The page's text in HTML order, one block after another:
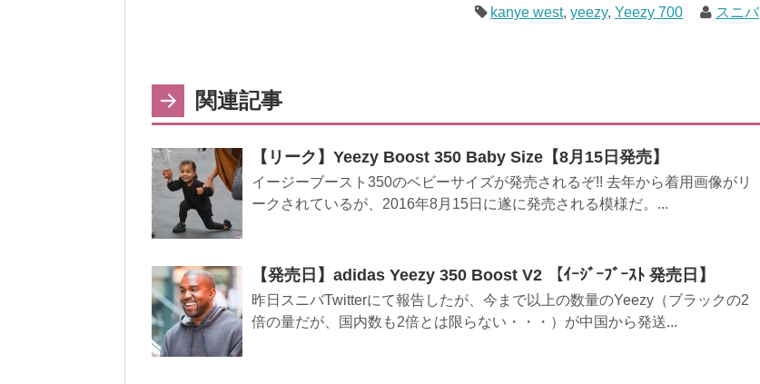
kanye west,yeezy,Yeezy 700 スニバ
関連記事
【リーク】Yeezy Boost 350 Baby Size【8月15日発売】
イージーブースト350のベビーサイズが発売されるぞ!! 去年から着用画像がリ
ークされているが、2016年8月15日に遂に発売される模様だ。...
【発売日】adidas Yeezy 350 Boost V2 【ｲｰｼﾞｰﾌﾞｰｽﾄ 発売日】
昨日スニバTwitterにて報告したが、今まで以上の数量のYeezy（ブラックの2
倍の量だが、国内数も2倍とは限らない・・・）が中国から発送...